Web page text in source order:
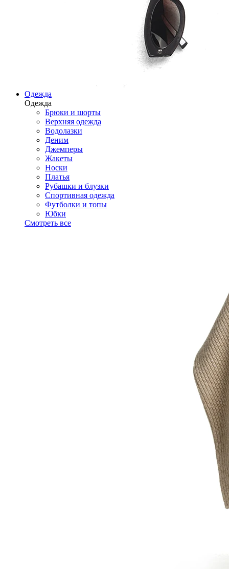
Одежда
Одежда
Брюки и шорты
Верхняя одежда
Водолазки
Деним
Джемперы
Жакеты
Носки
Платья
Рубашки и блузки
Спортивная одежда
Футболки и топы
Юбки
Смотреть все